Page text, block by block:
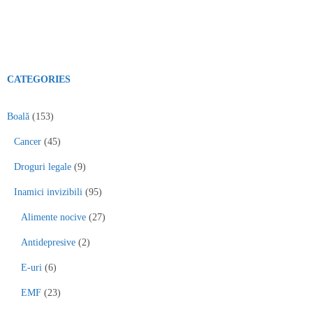
CATEGORIES
Boală (153)
Cancer (45)
Droguri legale (9)
Inamici invizibili (95)
Alimente nocive (27)
Antidepresive (2)
E-uri (6)
EMF (23)